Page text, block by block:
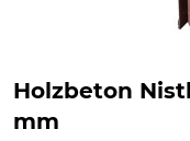
Holzbeton
mm